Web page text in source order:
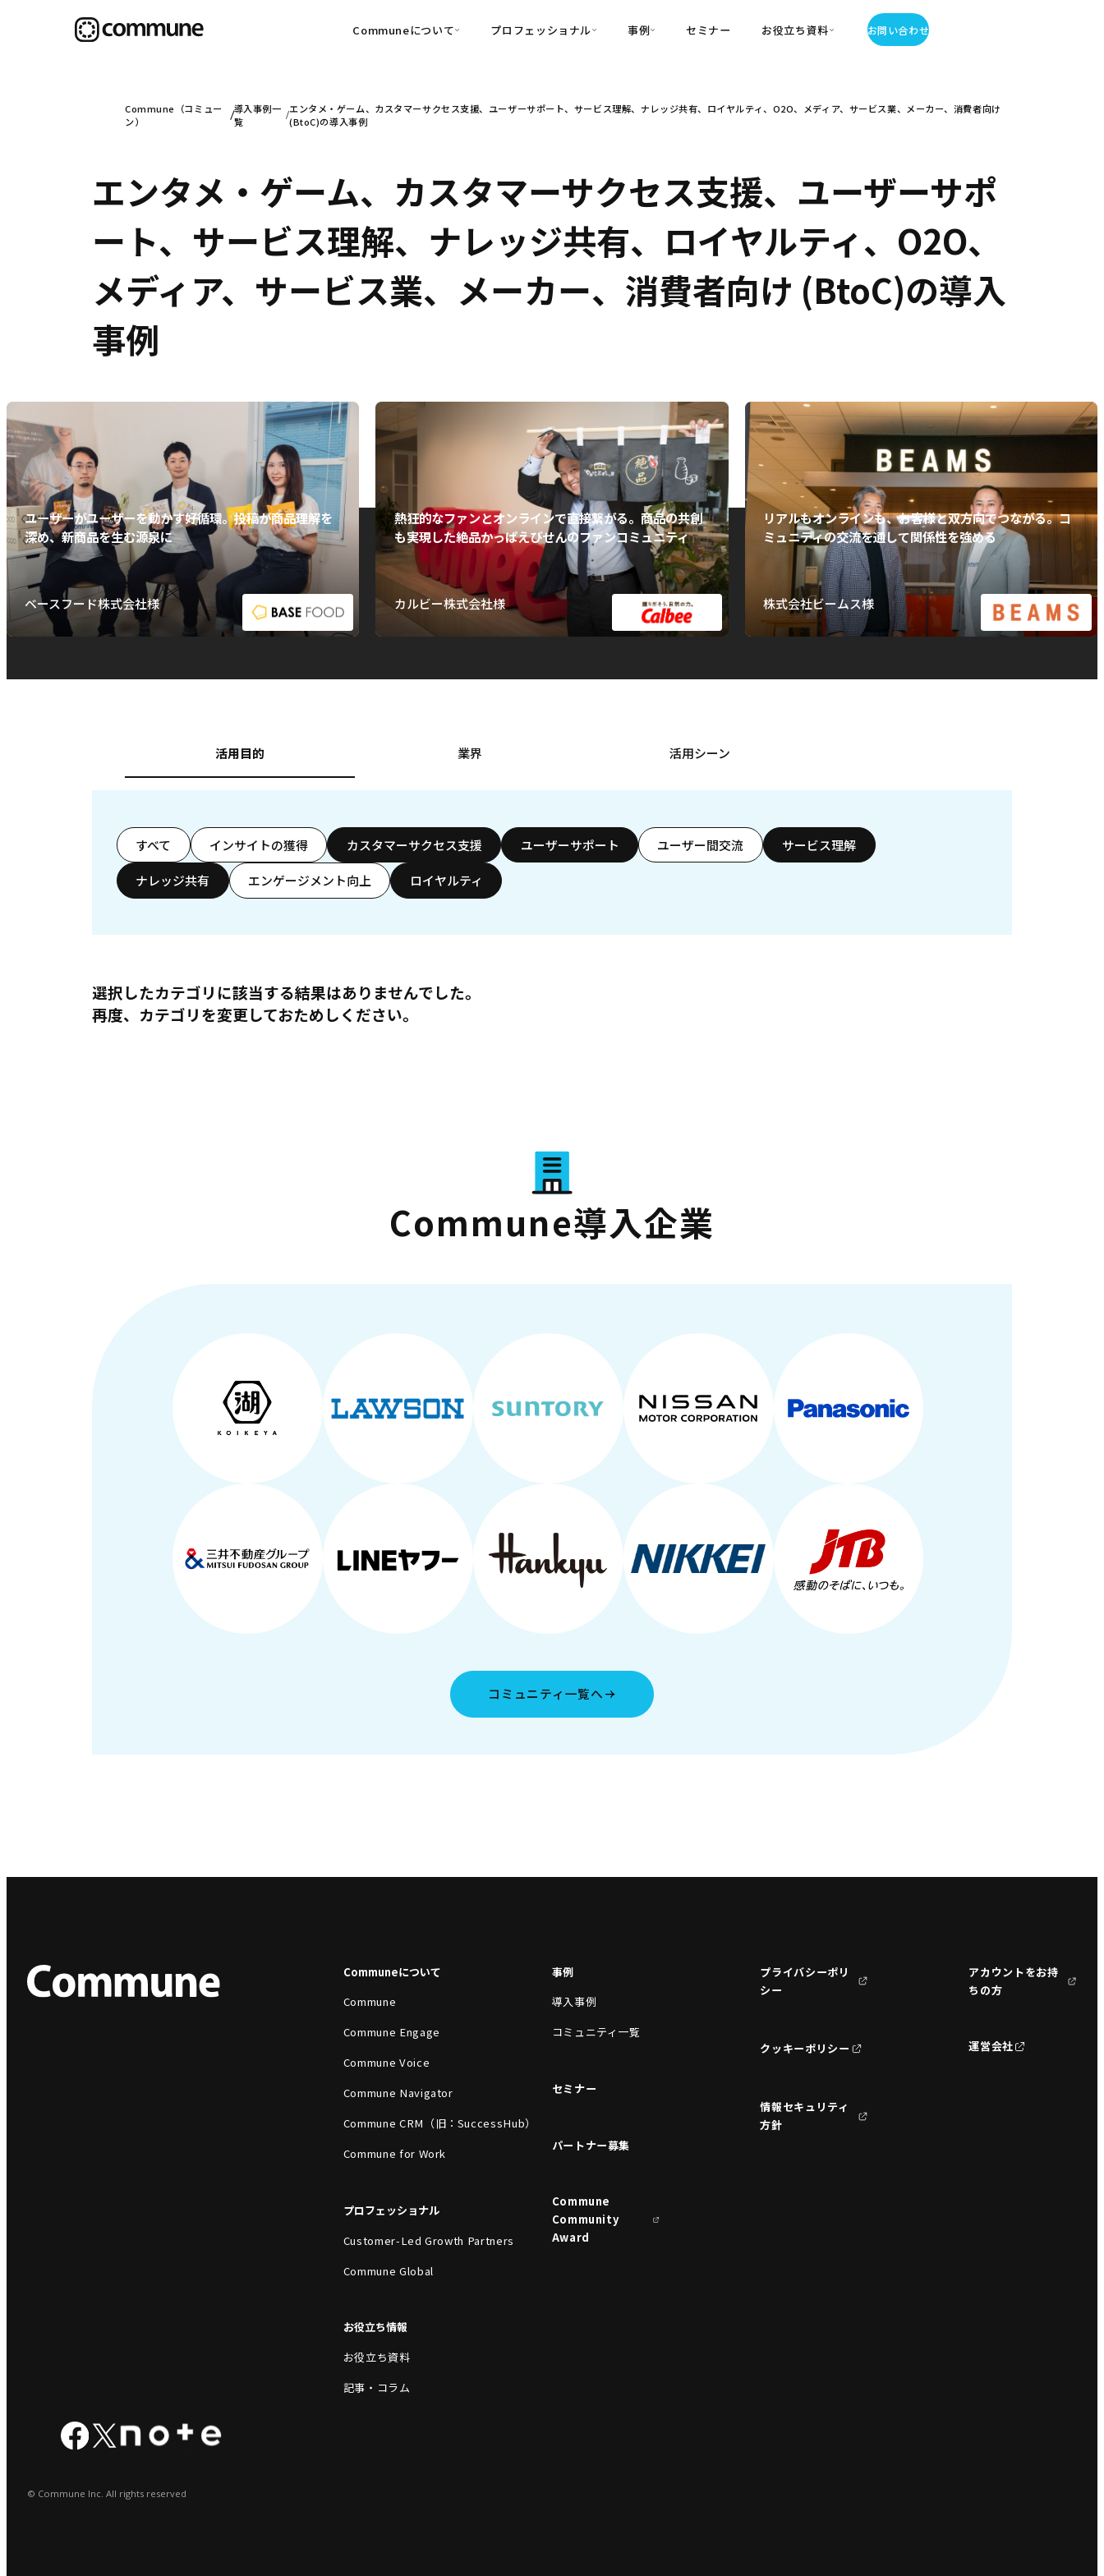
Communeについて
可視化
育成
信頼を醸成する信頼起点経営基盤
SuccessHub）
・Commune for Work
プロフェッショナル
・Customer-Led Growth
事例
導入事例
セミナー お役立ち資料
・お役立ち資料
お問い合わせ
Commune（コミュー
ン）
導入事例一
覧
エンタメ・ゲーム、カスタマーサクセス支援、ユーザーサポート、サービス理解、ナレッジ共有、ロイヤルティ、O2O、メディア、サービス業、メーカー、消費者向け
(BtoC)の導入事例
エンタメ・ゲーム、カスタマーサクセス支援、ユーザーサポ
ート、サービス理解、ナレッジ共有、ロイヤルティ、O2O、
メディア、サービス業、メーカー、消費者向け (BtoC)の導入
事例
ユーザーがユーザーを動かす好循環。投稿が商品理解を
深め、新商品を生む源泉に
ベースフード株式会社様
熱狂的なファンとオンラインで直接繋がる。商品の共創
も実現した絶品かっぱえびせんのファンコミュニティ
カルビー株式会社様
リアルもオンラインも、お客様と双方向でつながる。コ
ミュニティの交流を通して関係性を強める
株式会社ビームス様
活用目的 業界 活用シーン
すべて インサイトの獲得 カスタマーサクセス支援 ユーザーサポート ユーザー間交流 サービス理解
ナレッジ共有 エンゲージメント向上 ロイヤルティ
選択したカテゴリに該当する結果はありませんでした。
再度、カテゴリを変更しておためしください。
Commune導入企業
コミュニティ一覧へ
Communeについて
Commune
Commune Engage
Commune Voice
Commune Navigator
Commune CRM（旧：SuccessHub）
Commune for Work
プロフェッショナル
Customer-Led Growth Partners
Commune Global
お役立ち情報
お役立ち資料
記事・コラム
事例
導入事例
コミュニティ一覧
セミナー
パートナー募集
Commune
Community
Award
プライバシーポリ
シー
クッキーポリシー
情報セキュリティ
方針
アカウントをお持
ちの方
運営会社
© Commune Inc. All rights reserved